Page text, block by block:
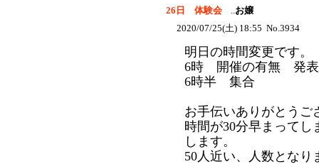
26日 体験会 ..お嬢
2020/07/25(土) 18:55 No.3934
明日の時間変更です。
6時 開催の有無 発表
6時半 集合
お手伝いありがとうご
時間が30分早まって
します。
50人近い、人数となり